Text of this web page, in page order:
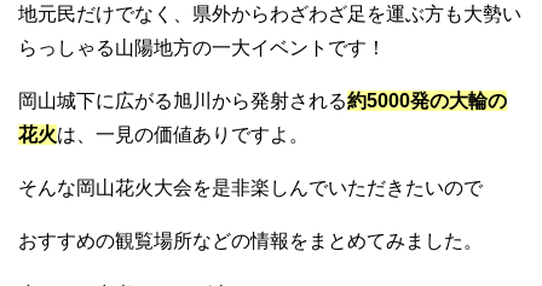
地元民だけでなく、県外からわざわざ足を運ぶ方も大勢い
らっしゃる山陽地方の一大イベントです！
岡山城下に広がる旭川から発射される約5000発の大輪の
花火は、一見の価値ありですよ。
そんな岡山花火大会を是非楽しんでいただきたいので
おすすめの観覧場所などの情報をまとめてみました。